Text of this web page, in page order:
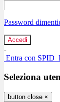
Password
-
Entra con SPID
Seleziona
button close ×